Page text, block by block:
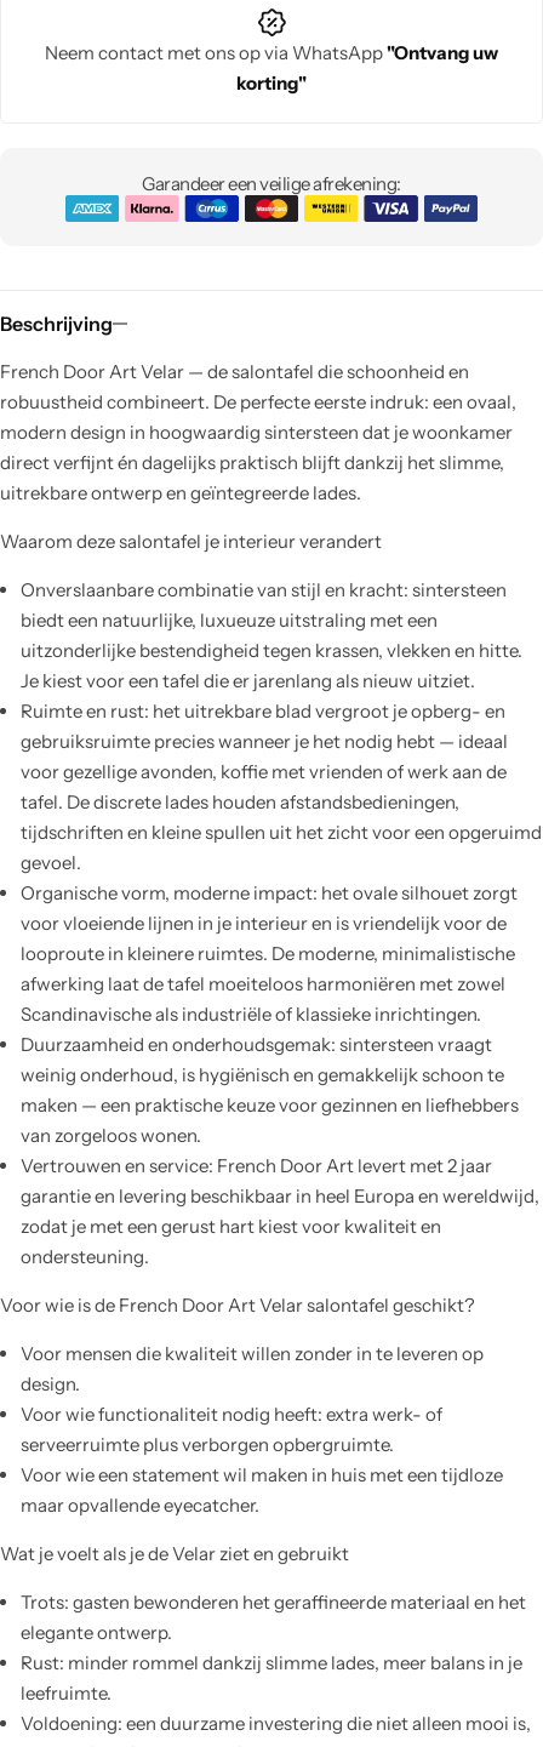
Neem contact met ons op via WhatsApp"Ontvang uw
korting"
Garandeer een veilige afrekening:
Beschrijving
French Door Art Velar — de salontafel die schoonheid en
robuustheid combineert. De perfecte eerste indruk: een ovaal,
modern design in hoogwaardig sintersteen dat je woonkamer
direct verfijnt én dagelijks praktisch blijft dankzij het slimme,
uitrekbare ontwerp en geïntegreerde lades.
Waarom deze salontafel je interieur verandert
Onverslaanbare combinatie van stijl en kracht: sintersteen
biedt een natuurlijke, luxueuze uitstraling met een
uitzonderlijke bestendigheid tegen krassen, vlekken en hitte.
Je kiest voor een tafel die er jarenlang als nieuw uitziet.
Ruimte en rust: het uitrekbare blad vergroot je opberg- en
gebruiksruimte precies wanneer je het nodig hebt — ideaal
voor gezellige avonden, koffie met vrienden of werk aan de
tafel. De discrete lades houden afstandsbedieningen,
tijdschriften en kleine spullen uit het zicht voor een opgeruimd
gevoel.
Organische vorm, moderne impact: het ovale silhouet zorgt
voor vloeiende lijnen in je interieur en is vriendelijk voor de
looproute in kleinere ruimtes. De moderne, minimalistische
afwerking laat de tafel moeiteloos harmoniëren met zowel
Scandinavische als industriële of klassieke inrichtingen.
Duurzaamheid en onderhoudsgemak: sintersteen vraagt
weinig onderhoud, is hygiënisch en gemakkelijk schoon te
maken — een praktische keuze voor gezinnen en liefhebbers
van zorgeloos wonen.
Vertrouwen en service: French Door Art levert met 2 jaar
garantie en levering beschikbaar in heel Europa en wereldwijd,
zodat je met een gerust hart kiest voor kwaliteit en
ondersteuning.
Voor wie is de French Door Art Velar salontafel geschikt?
Voor mensen die kwaliteit willen zonder in te leveren op
design.
Voor wie functionaliteit nodig heeft: extra werk- of
serveerruimte plus verborgen opbergruimte.
Voor wie een statement wil maken in huis met een tijdloze
maar opvallende eyecatcher.
Wat je voelt als je de Velar ziet en gebruikt
Trots: gasten bewonderen het geraffineerde materiaal en het
elegante ontwerp.
Rust: minder rommel dankzij slimme lades, meer balans in je
leefruimte.
Voldoening: een duurzame investering die niet alleen mooi is,